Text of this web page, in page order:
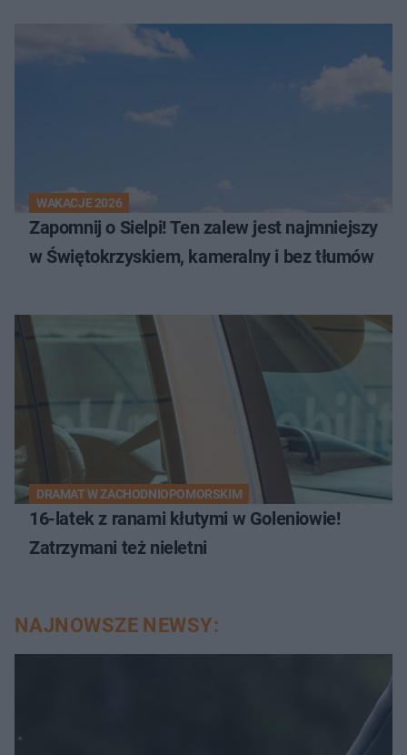
WAKACJE 2026
Zapomnij o Sielpi! Ten zalew jest najmniejszy
w Świętokrzyskiem, kameralny i bez tłumów
DRAMAT W ZACHODNIOPOMORSKIM
16-latek z ranami kłutymi w Goleniowie!
Zatrzymani też nieletni
NAJNOWSZE NEWSY: